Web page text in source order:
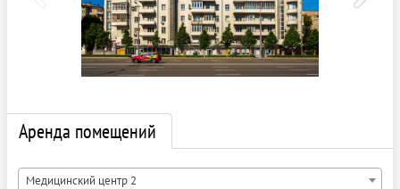
Аренда помещений
Медицинский центр 2